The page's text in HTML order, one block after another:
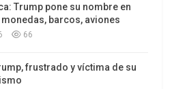
a Trump
Trump pone su nombre en
barcos, aviones
66
frustrado y víctima de su